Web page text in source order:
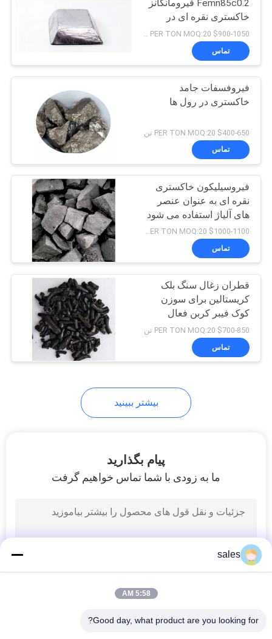
خصوصی
بلوک کربن آنود
بلوک کاتود کربن
10
پودر فلوراید سدیم
25
پودر فلوراید کلسیم
فلوراید هیدروژن
آمونیوم
10
Femn85c0.2 فیرومانگانز
خاکستری نقره ای در
صنعت فولاد
تماس
فیروفسفات جامد
خاکستری در رول ها
$400-650 PER TON MOQ:20 تن
تماس
فیروسیلیکون خاکستری
نقره ای به عنوان عنصر
های آلیاژ استفاده می شود
$1000-1100 PER TON MOQ:20 تن
تماس
قطران زغال سنگ بلک
کریستالین برای سوزن
کوک فیبر کربن فعال
$700-850 PER TON MOQ:20 تن
تماس
بیشتر ببینید
پیام بگذارید
ما به زودی با شما تماس خواهیم گرفت
sales
5:58 AM
Good day, what product are you looking for?